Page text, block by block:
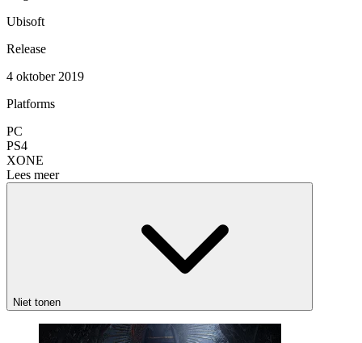
Ubisoft
Release
4 oktober 2019
Platforms
PC
PS4
XONE
Lees meer
Niet tonen